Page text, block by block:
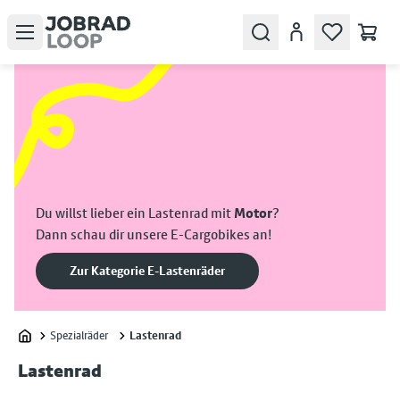
Open menu SearchKonto
Du willst lieber ein Lastenrad mitMotor?
Dann schau dir unsere E-Cargobikes an!
Zur Kategorie E-Lastenräder
Spezialräder Lastenrad
Lastenrad